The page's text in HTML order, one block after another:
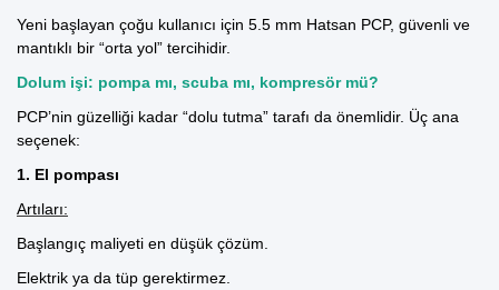
Yeni başlayan çoğu kullanıcı için 5.5 mm Hatsan PCP, güvenli ve
mantıklı bir “orta yol” tercihidir.
Dolum işi: pompa mı, scuba mı, kompresör mü?
PCP’nin güzelliği kadar “dolu tutma” tarafı da önemlidir. Üç ana
seçenek:
1. El pompası
Artıları:
Başlangıç maliyeti en düşük çözüm.
Elektrik ya da tüp gerektirmez.